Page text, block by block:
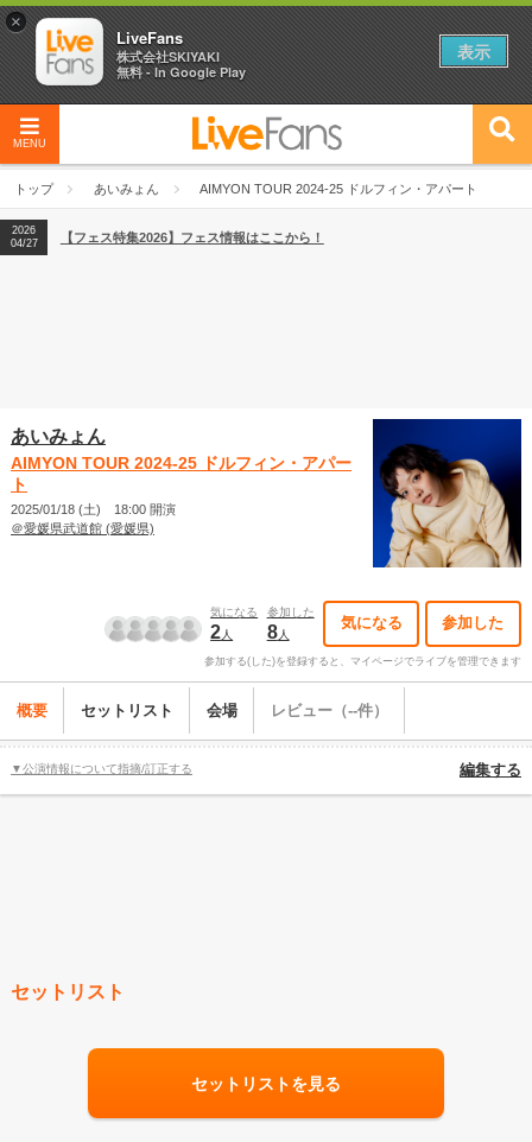
MENU
トップ あいみょん AIMYON TOUR 2024-25 ドルフィン・アパート
2026
04/27
2026
【ライブ動員ランキング】2026年上半期編発表！
2026
04/27
【フェス特集2026】フェス情報はここから！
あいみょん
AIMYON TOUR 2024-25 ドルフィン・アパー
ト
2025/01/18 (土) 18:00 開演
＠愛媛県武道館 (愛媛県)
気になる
2人
参加した
8人
気になる 参加した
参加する(した)を登録すると、マイページでライブを管理できます
概要 セットリスト 会場 レビュー（--件）
▼公演情報について指摘/訂正する 編集する
セットリスト
セットリストを見る
×
LiveFans
株式会社SKIYAKI
無料 - In Google Play
表示